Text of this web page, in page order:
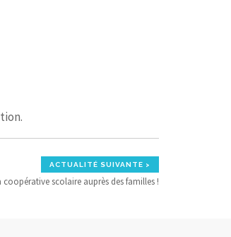
ACTUALITÉ SUIVANTE >
coopérative scolaire auprès des familles !